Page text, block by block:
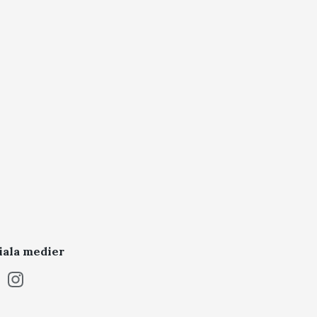
medier